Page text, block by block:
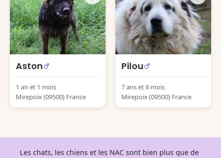
Aston
1 an et 1 mois
Mirepoix (09500) France
Pilou
7 ans et 6 mois
Mirepoix (09500) France
Les chats, les chiens et les NAC sont bien plus que de